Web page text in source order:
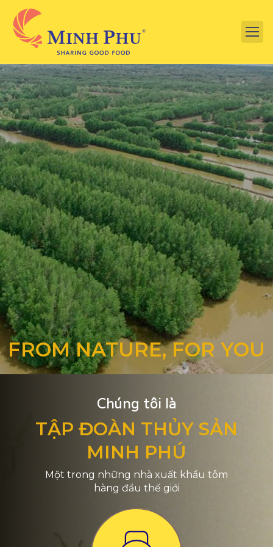
FROM NATURE, FOR YOU
Chúng tôi là
TẬP ĐOÀN THỦY SẢN
MINH PHÚ
Một trong những nhà xuất khẩu tôm
hàng đầu thế giới